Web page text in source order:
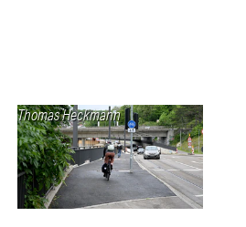
Thomas Heckmann